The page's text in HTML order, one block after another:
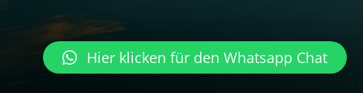
Hier klicken für den Whatsapp Chat